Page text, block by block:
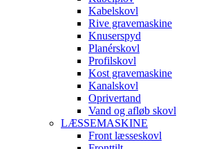
Kabelskovl
Rive gravemaskine
Knuserspyd
Planérskovl
Profilskovl
Kost gravemaskine
Kanalskovl
Oprivertand
Vand og afløb skovl
LÆSSEMASKINE
Front læsseskovl